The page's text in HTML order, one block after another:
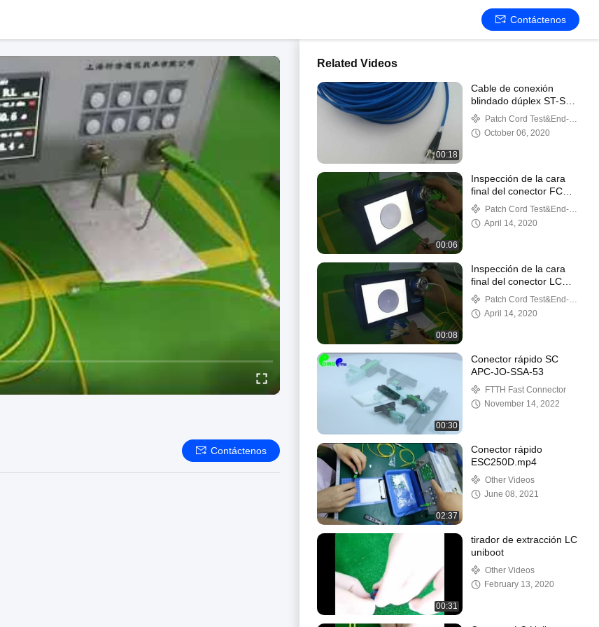
Contáctenos
Contáctenos
Related Videos
00:18
Cable de conexión
blindado dúplex ST-ST
SM
Patch Cord Test&End-
Face Inspection
October 06, 2020
00:06
Inspección de la cara
final del conector FC
UPC SM
Patch Cord Test&End-
Face Inspection
April 14, 2020
00:08
Inspección de la cara
final del conector LC
UPC SM
Patch Cord Test&End-
Face Inspection
April 14, 2020
00:30
Conector rápido SC
APC-JO-SSA-53
FTTH Fast Connector
November 14, 2022
02:37
Conector rápido
ESC250D.mp4
Other Videos
June 08, 2021
00:31
tirador de extracción LC
uniboot
Other Videos
February 13, 2020